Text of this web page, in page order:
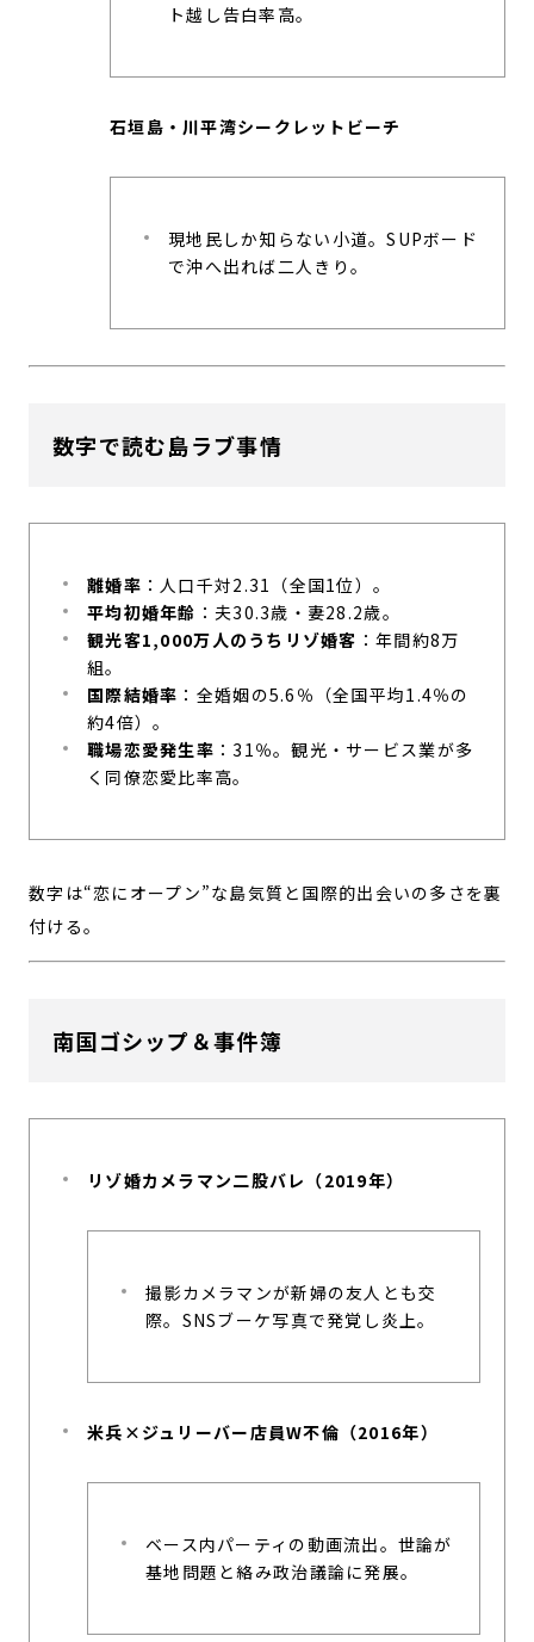
ト越し告白率高。
石垣島・川平湾シークレットビーチ
現地民しか知らない小道。SUPボード
で沖へ出れば二人きり。
数字で読む島ラブ事情
離婚率 ：人口千対2.31（全国1位）。
平均初婚年齢 ：夫30.3歳・妻28.2歳。
観光客1,000万人のうちリゾ婚客 ：年間約8万
組。
国際結婚率 ：全婚姻の5.6％（全国平均1.4％の
約4倍）。
職場恋愛発生率 ：31％。観光・サービス業が多
く同僚恋愛比率高。
数字は“恋にオープン”な島気質と国際的出会いの多さを裏
付ける。
南国ゴシップ＆事件簿
リゾ婚カメラマン二股バレ（2019年）
撮影カメラマンが新婦の友人とも交
際。SNSブーケ写真で発覚し炎上。
米兵×ジュリーバー店員W不倫（2016年）
ベース内パーティの動画流出。世論が
基地問題と絡み政治議論に発展。